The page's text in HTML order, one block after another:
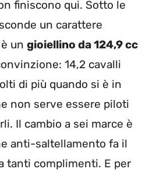
finiscono qui. Sotto le
un carattere
un gioiellino da 124,9 cc
14,2 cavalli
di più quando si è in
non serve essere piloti
Il cambio a sei marce è
anti-saltellamento fa il
tanti complimenti. E per